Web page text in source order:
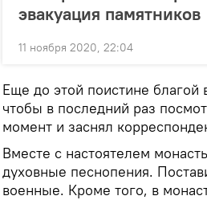
эвакуация памятников
11 ноября 2020, 22:04
Еще до этой поистине благой
чтобы в последний раз
момент и заснял
Вместе с настоятелем
духовные песнопения.
военные. Кроме того, в